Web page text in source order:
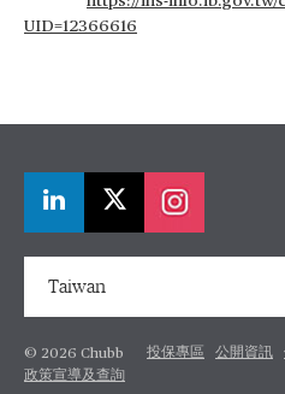
UID=12366616
Taiwan
© 2026 Chubb 投保專區 公開資訊
政策宣導及查詢